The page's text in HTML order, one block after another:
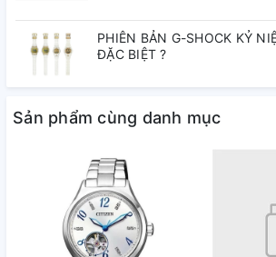
Chống nước:
Dạ quang
Thiết kế đặc biệt:
PHIÊN BẢN G-SHOCK KỶ
ĐẶC BIỆT ?
Sản phẩm cùng danh mục